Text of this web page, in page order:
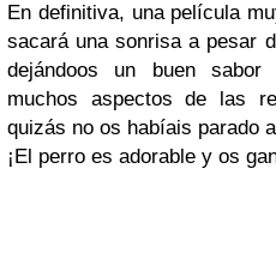
En definitiva, una película
sacará una sonrisa a pesar
dejándoos un buen
muchos aspectos de las
quizás no os habíais parado
¡El perro es adorable y os